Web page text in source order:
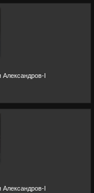
Александров-I
Александров-I